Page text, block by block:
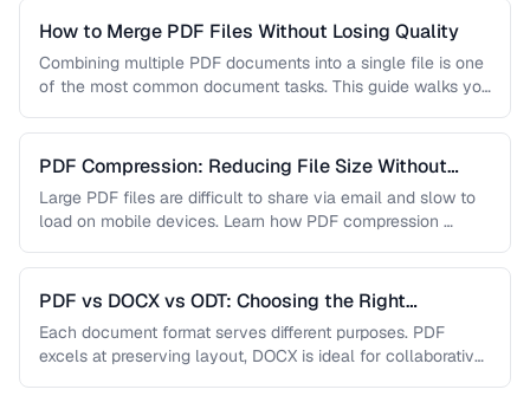
How to Merge PDF Files Without Losing Quality
Combining multiple PDF documents into a single file is one
of the most common document tasks. This guide walks you
PDF Compression: Reducing File Size Without
Sacrificing Quality
Large PDF files are difficult to share via email and slow to
load on mobile devices. Learn how PDF compression …
PDF vs DOCX vs ODT: Choosing the Right
Document Format
Each document format serves different purposes. PDF
excels at preserving layout, DOCX is ideal for collaborative